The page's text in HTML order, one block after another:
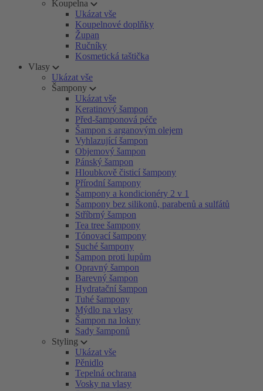
Koupelna
Ukázat vše
Koupelnové doplňky
Župan
Ručníky
Kosmetická taštička
Vlasy
Ukázat vše
Šampony
Ukázat vše
Keratinový šampon
Před-šamponová péče
Šampon s arganovým olejem
Vyhlazující šampon
Objemový šampon
Pánský šampon
Hloubkově čisticí šampony
Přírodní šampony
Šampony a kondicionéry 2 v 1
Šampony bez silikonů, parabenů a sulfátů
Stříbrný šampon
Tea tree šampony
Tónovací šampony
Suché šampony
Šampon proti lupům
Opravný šampon
Barevný šampon
Hydratační šampon
Tuhé šampony
Mýdlo na vlasy
Šampon na lokny
Sady šamponů
Styling
Ukázat vše
Pěnidlo
Tepelná ochrana
Vosky na vlasy